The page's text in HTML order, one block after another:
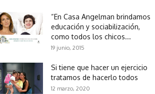
“En Casa Angelman brindamos
educación y sociabilización,
como todos los chicos...
19 junio, 2015
Si tiene que hacer un ejercicio
tratamos de hacerlo todos
12 marzo, 2020